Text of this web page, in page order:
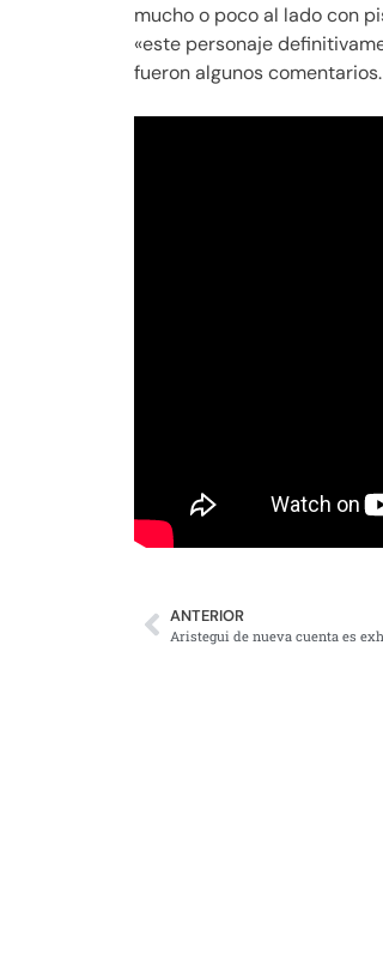
mucho o poco al lado con
«este personaje
fueron algunos comentarios.
ANTERIOR